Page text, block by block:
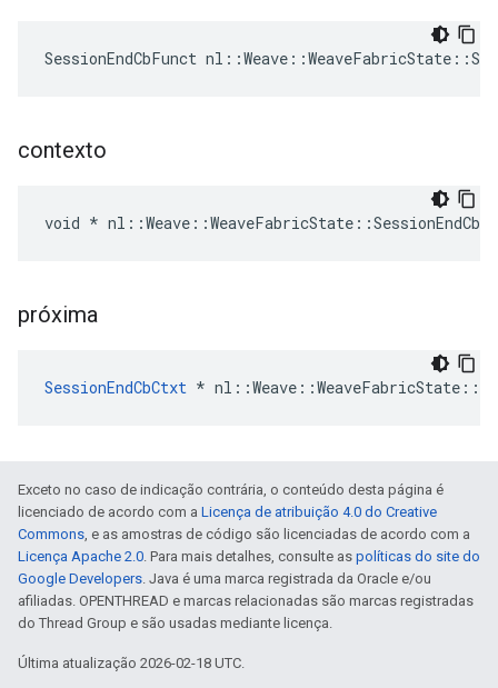
SessionEndCbFunct
contexto
void *
próxima
SessionEndCbCtxt *
Exceto no caso de indicação contrária, o conteúdo desta página é
licenciado de acordo com a Licença de atribuição 4.0 do Creative
Commons, e as amostras de código são licenciadas de acordo com a
Licença Apache 2.0. Para mais detalhes, consulte as políticas do site do
Google Developers. Java é uma marca registrada da Oracle e/ou
afiliadas. OPENTHREAD e marcas relacionadas são marcas registradas
do Thread Group e são usadas mediante licença.
Última atualização 2026-02-18 UTC.